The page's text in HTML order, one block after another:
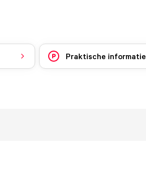
Praktische informatie